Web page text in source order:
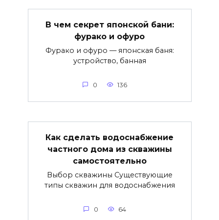
В чем секрет японской бани:
фурако и офуро
Фурако и офуро — японская баня:
устройство, банная
0 136
Как сделать водоснабжение
частного дома из скважины
самостоятельно
Выбор скважины Существующие
типы скважин для водоснабжения
0 64